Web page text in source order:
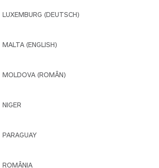
LUXEMBURG (DEUTSCH)
MALTA (ENGLISH)
MOLDOVA (ROMÂN)
NIGER
PARAGUAY
ROMÂNIA